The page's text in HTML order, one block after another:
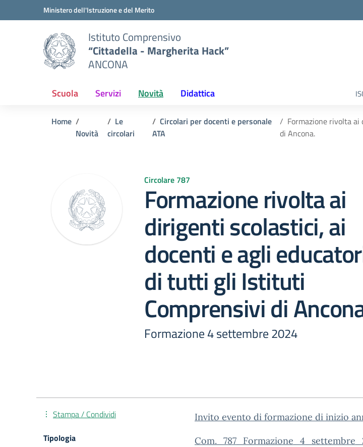
Vai ai contenuti
Vai al menu di navigazioneMinistero dell'Istruzione e del Merito
Istituto Comprensivo
“Cittadella - Margherita Hack”
ANCONA
Scuola Servizi Novità Didattica
Home
Novità
Le
circolari
Circolari per docenti e personale
ATA
Formazione rivolta
di Ancona.
Circolare 787
Formazione rivolta ai
dirigenti scolastici, ai
docenti e agli
di tutti gli Istituti
Comprensivi di
Formazione 4 settembre 2024
Invito evento di formazione di inizio
Stampa / Condividi
Tipologia